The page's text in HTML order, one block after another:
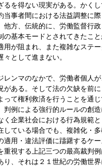
るを得ない現実がある。かく
当事者間における法益調整に
他方、伝統的に、労働監督行
の基本モードとされてきたこ
用が阻まれ、また複雑なステ
として進まない。
ンマのなかで、労働者個人
がある。そして法の欠缺を前
って権利救済を行うことを通
判例による強行的ルールの創
く企業社会における行為規範
している場合でも、複雑化・
適用・違法評価に躊躇するケ
重視する上記三つの最高裁判
り、それは２１世紀の労働世